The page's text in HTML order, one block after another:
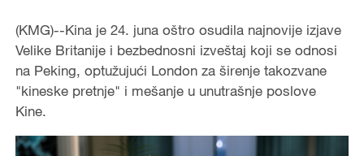
(KMG)--Kina je 24. juna oštro osudila najnovije izjave
Velike Britanije i bezbednosni izveštaj koji se odnosi
na Peking, optužujući London za širenje takozvane
"kineske pretnje" i mešanje u unutrašnje poslove
Kine.